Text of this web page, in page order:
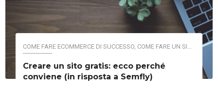
COME FARE ECOMMERCE DI SUCCESSO COME FARE UN SITO INTERNET
Creare un sito gratis: ecco perché
conviene (in risposta a Semfly)